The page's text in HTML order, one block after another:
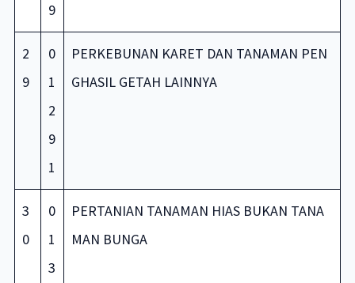
9
2
9
0
1
2
9
1
PERKEBUNAN KARET DAN TANAMAN PEN
GHASIL GETAH LAINNYA
3
0
0
1
3
PERTANIAN TANAMAN HIAS BUKAN TANA
MAN BUNGA